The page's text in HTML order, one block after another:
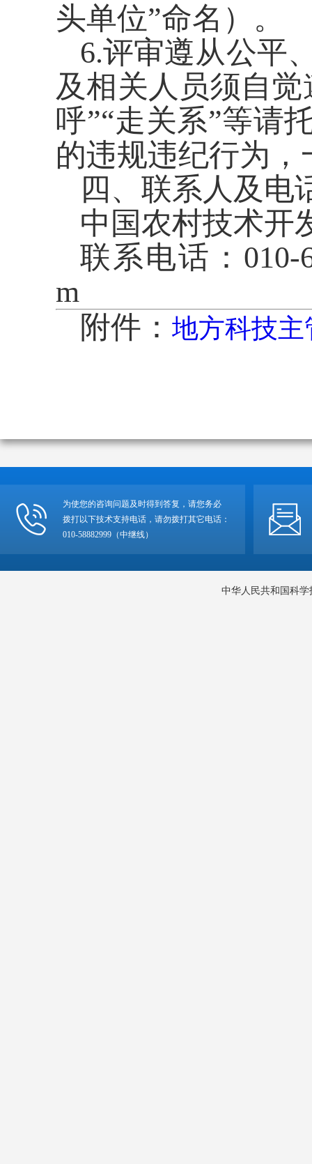
头单位”命名）。
6.评审遵从公平
及相关人员须自
呼”“走关系”等请
的违规违纪行为
四、联系人及电
中国农村技术开
联系电话：010-
m
附件： 地方科技
为使您的咨询问题及时得到答复，请您务必
拨打以下技术支持电话，请勿拨打其它电话：
010-58882999（中继线）
中华人民共和国科